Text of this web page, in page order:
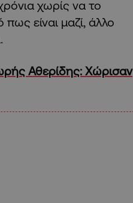
χωρίς να το
πως είναι μαζί, άλλο
Αθερίδης: Χώρισαν